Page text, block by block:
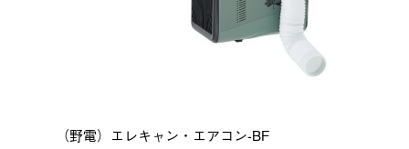
（野電）エレキャン・エアコン-BF